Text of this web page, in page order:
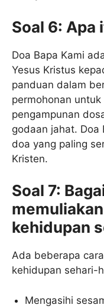
Soal 6: Apa
Doa Bapa Kami
Yesus Kristus
panduan dalam
permohonan
pengampunan
godaan jahat. Doa
doa yang paling
Kristen.
Soal 7:
kehidupan
Ada beberapa
kehidupan sehari-
Mengasihi